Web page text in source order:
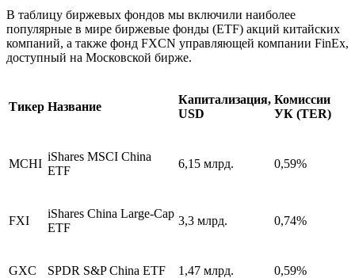
В таблицу биржевых фондов мы включили наиболее
популярные в мире биржевые фонды (ETF) акций китайских
компаний, а также фонд FXCN управляющей компании FinEx,
доступный на Московской бирже.
Тикер Название
Капитализация,
USD
Комиссии
УК (TER)
MCHI
iShares MSCI China
ETF
6,15 млрд. 0,59%
FXI
iShares China Large-Cap
ETF
3,3 млрд. 0,74%
GXC SPDR S&P China ETF 1,47 млрд. 0,59%